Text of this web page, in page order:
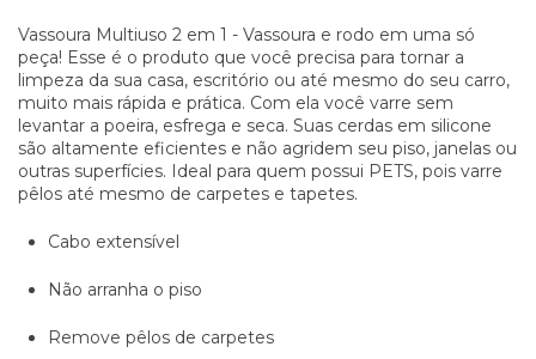
Vassoura Multiuso 2 em 1 - Vassoura e rodo em uma só
peça! Esse é o produto que você precisa para tornar a
limpeza da sua casa, escritório ou até mesmo do seu carro,
muito mais rápida e prática. Com ela você varre sem
levantar a poeira, esfrega e seca. Suas cerdas em silicone
são altamente eficientes e não agridem seu piso, janelas ou
outras superfícies. Ideal para quem possui PETS, pois varre
pêlos até mesmo de carpetes e tapetes.
Cabo extensível
Não arranha o piso
Remove pêlos de carpetes